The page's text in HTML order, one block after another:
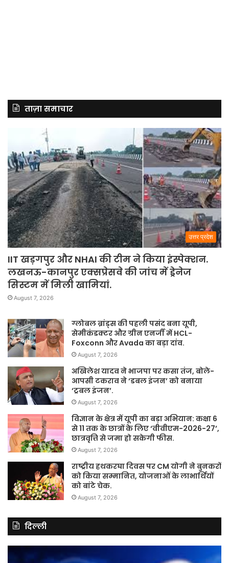
ताज़ा समाचार
उत्तर प्रदेश
IIT खड़गपुर और NHAI की टीम ने किया इंस्पेक्शन.
लखनऊ-कानपुर एक्सप्रेसवे की जांच में ड्रेनेज
सिस्टम में मिली खामियां.
August 7, 2026
ग्लोबल ब्रांड्स की पहली पसंद बना यूपी,
सेमीकंडक्टर और ग्रीन एनर्जी में HCL-
Foxconn और Avada का बड़ा दांव.
August 7, 2026
अखिलेश यादव ने भाजपा पर कसा तंज, बोले-
आपसी टकराव ने ‘डबल इंजन’ को बनाया
‘ट्रबल इंजन’.
August 7, 2026
विज्ञान के क्षेत्र में यूपी का बड़ा अभियान: कक्षा 6
से 11 तक के छात्रों के लिए ‘वीवीएम-2026-27’,
छात्रवृत्ति से जमा हो सकेगी फीस.
August 7, 2026
राष्ट्रीय हथकरघा दिवस पर CM योगी ने बुनकरों
को किया सम्मानित, योजनाओं के लाभार्थियों
को बांटे चेक.
August 7, 2026
दिल्ली